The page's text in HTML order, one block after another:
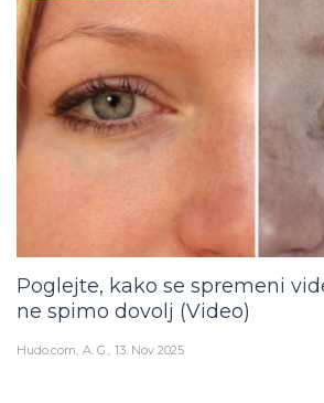
Poglejte, kako se spremeni
ne spimo dovolj (Video)
Hudo.com A. G. 13. Nov 2025